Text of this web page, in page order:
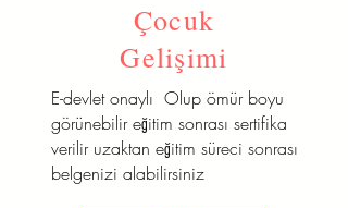
Çocuk
Gelişimi
E-devlet onaylı Olup ömür boyu
görünebilir eğitim sonrası sertifika
verilir uzaktan eğitim süreci sonrası
belgenizi alabilirsiniz